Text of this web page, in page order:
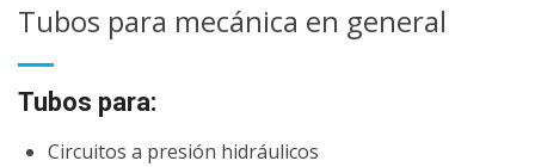
Tubos para mecánica en general
Tubos para:
Circuitos a presión hidráulicos